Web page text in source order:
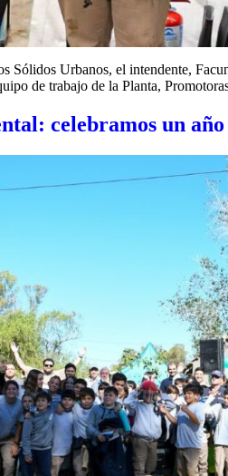
Sólidos Urbanos, el intendente,
de trabajo de la Planta,
celebramos un